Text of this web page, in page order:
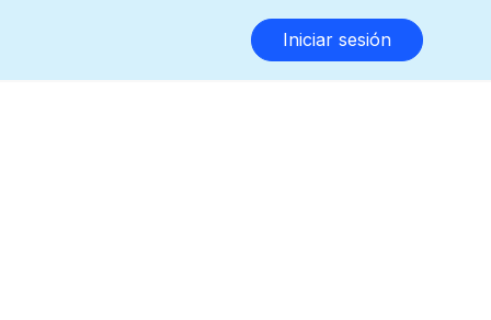
Iniciar sesión